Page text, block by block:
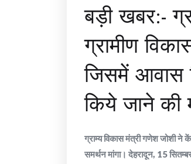
बड़ी खबर:-
ग्रामीण
जिसमें आवास
किये जाने की
ग्राम्य विकास मंत्री गणेश जोशी ने
समर्थन मांगा। देहरादून, 15